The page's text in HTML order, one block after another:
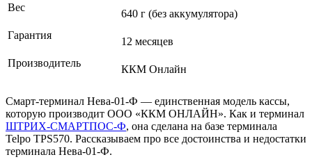
Вес
640 г (без аккумулятора)
Гарантия
12 месяцев
Производитель
ККМ Онлайн
Смарт-терминал Нева‑01‑Ф — единственная модель кассы,
которую производит ООО «ККМ ОНЛАЙН». Как и терминал
ШТРИХ‑СМАРТПОС‑Ф, она сделана на базе терминала
Telpo TPS570. Рассказываем про все достоинства и недостатки
терминала Нева‑01‑Ф.